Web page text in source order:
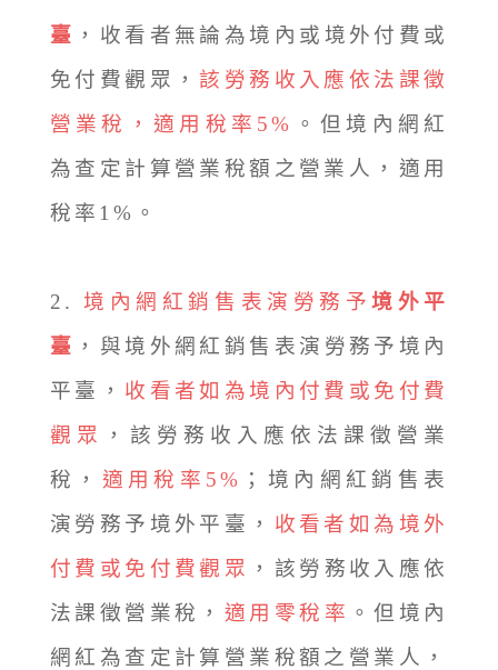
臺 ，收看者無論為境內或境外付費或
免付費觀眾，該勞務收入應依法課徵
營業稅，適用稅率5% 。但境內網紅
為查定計算營業稅額之營業人，適用
稅率1%。
2.境內網紅銷售表演勞務予境外平
臺 ，與境外網紅銷售表演勞務予境內
平臺， 收看者如為境內付費或免付費
觀眾
，該勞務收入應依法課徵營業
稅， 適用稅率5% ；境內網紅銷售表
演勞務予境外平臺， 收看者如為境外
付費或免付費觀眾 ，該勞務收入應依
法課徵營業稅， 適用零稅率 。但境內
網紅為查定計算營業稅額之營業人，